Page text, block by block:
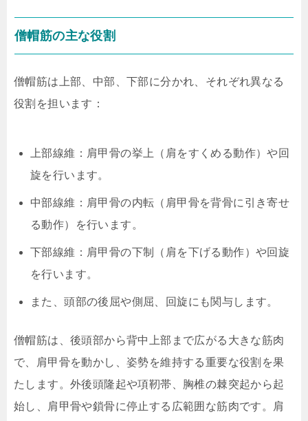
僧帽筋の主な役割
僧帽筋は上部、中部、下部に分かれ、それぞれ異なる
役割を担います：
上部線維：肩甲骨の挙上（肩をすくめる動作）や回
旋を行います。
中部線維：肩甲骨の内転（肩甲骨を背骨に引き寄せ
る動作）を行います。
下部線維：肩甲骨の下制（肩を下げる動作）や回旋
を行います。
また、頭部の後屈や側屈、回旋にも関与します。
僧帽筋は、後頭部から背中上部まで広がる大きな筋肉
で、肩甲骨を動かし、姿勢を維持する重要な役割を果
たします。外後頭隆起や項靭帯、胸椎の棘突起から起
始し、肩甲骨や鎖骨に停止する広範囲な筋肉です。肩